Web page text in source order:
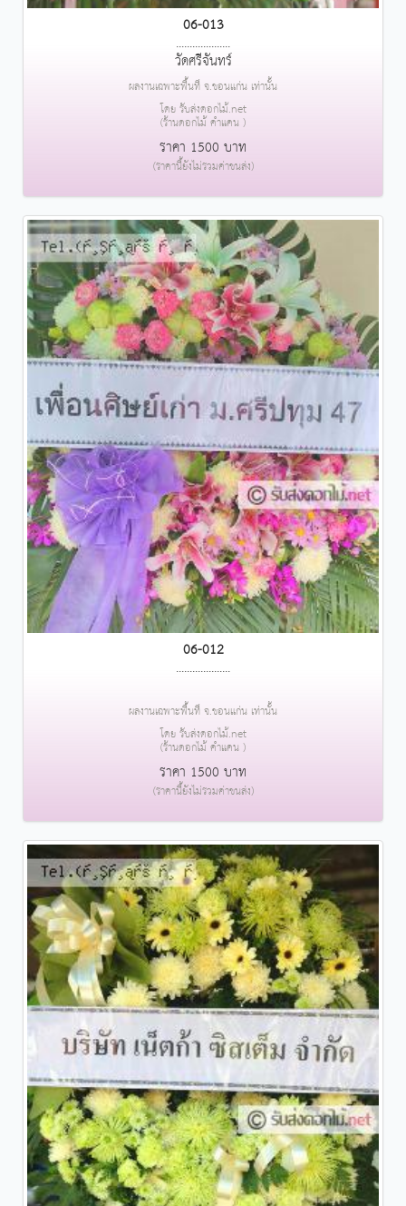
06-013
....................
วัดศรีจันทร์
ผลงานเฉพาะพื้นที่ จ.ขอนแก่น เท่านั้น
โดย รับส่งดอกไม้.net
(ร้านดอกไม้ คำแคน )
ราคา 1500 บาท
(ราคานี้ยังไม่รวมค่าขนส่ง)
06-012
....................
ผลงานเฉพาะพื้นที่ จ.ขอนแก่น เท่านั้น
โดย รับส่งดอกไม้.net
(ร้านดอกไม้ คำแคน )
ราคา 1500 บาท
(ราคานี้ยังไม่รวมค่าขนส่ง)